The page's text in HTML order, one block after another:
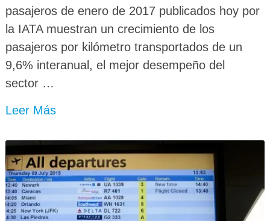
pasajeros de enero de 2017 publicados hoy por
la IATA muestran un crecimiento de los
pasajeros por kilómetro transportados de un
9,6% interanual, el mejor desempeño del
sector …
Leer Más